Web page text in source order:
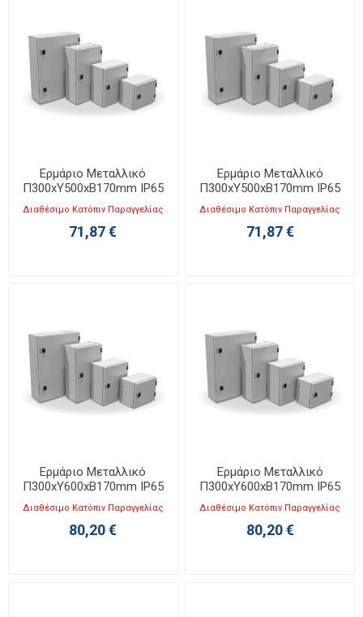
Ερμάριο Μεταλλικό
Π300xΥ500xΒ170mm IP65
KB 3050-1
Διαθέσιμο Κατόπιν Παραγγελίας
71,87 €
Ερμάριο Μεταλλικό
Π300xΥ500xΒ170mm IP65
KB 3050-2
Διαθέσιμο Κατόπιν Παραγγελίας
71,87 €
Ερμάριο Μεταλλικό
Π300xΥ600xΒ170mm IP65
KB 3060-1
Διαθέσιμο Κατόπιν Παραγγελίας
80,20 €
Ερμάριο Μεταλλικό
Π300xΥ600xΒ170mm IP65
KB 3060-2
Διαθέσιμο Κατόπιν Παραγγελίας
80,20 €